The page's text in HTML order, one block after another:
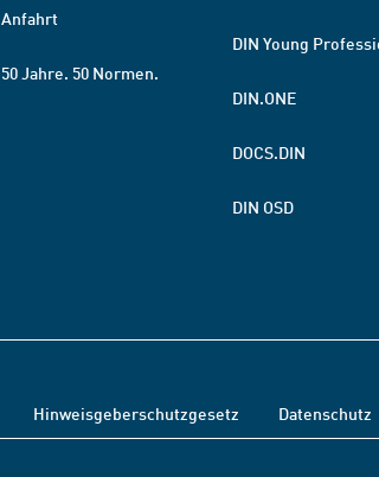
Anfahrt
50 Jahre. 50 Normen.
DIN Young
DIN.ONE
DOCS.DIN
DIN OSD
Hinweisgeberschutzgesetz Datenschutz